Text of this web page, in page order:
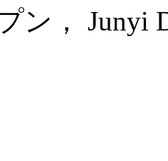
ン， Junyi